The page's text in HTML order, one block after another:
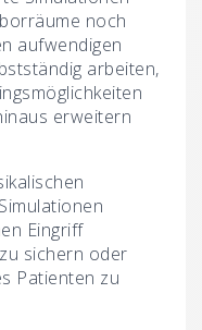
noch
aufwendigen
arbeiten,
erweitern
Eingriff
sichern oder
Patienten zu